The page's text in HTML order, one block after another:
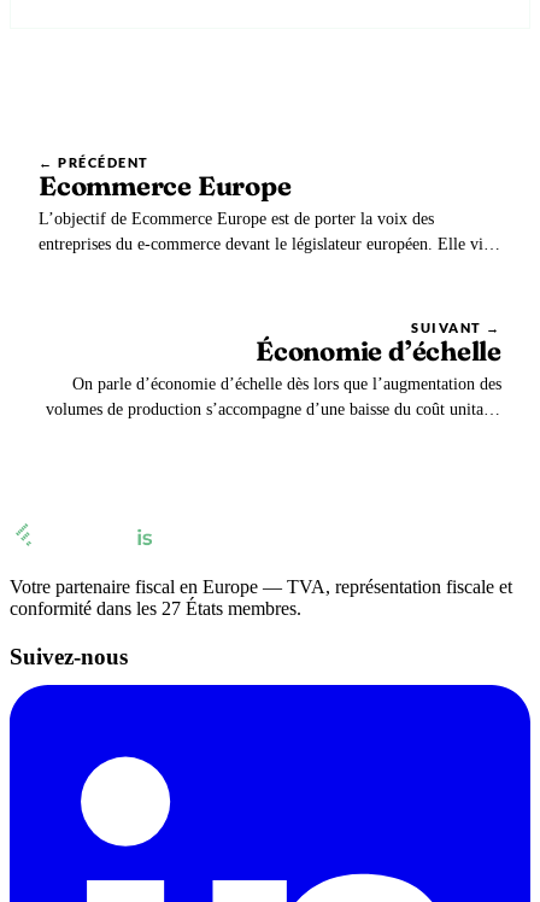
← PRÉCÉDENT
Ecommerce Europe
L’objectif de Ecommerce Europe est de porter la voix des
entreprises du e-commerce devant le législateur européen. Elle vise
SUIVANT →
Économie d’échelle
On parle d’économie d’échelle dès lors que l’augmentation des
volumes de production s’accompagne d’une baisse du coût unitaire
Votre partenaire fiscal en Europe — TVA, représentation fiscale et
conformité dans les 27 États membres.
Suivez-nous